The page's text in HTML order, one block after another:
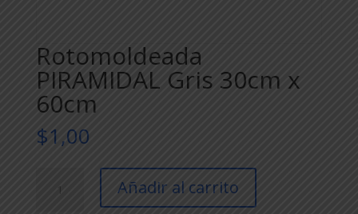
Rotomoldeada
PIRAMIDAL Gris 30cm x
60cm
$1,00
PIRAMIDAL
Añadir al carrito